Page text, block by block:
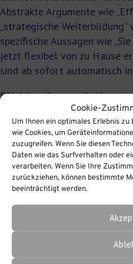
Cookie-
Um Ihnen ein optimales Erlebnis
wie Cookies, um
zuzugreifen. Wenn Sie diesen
Daten wie das Surfverhalten oder
verarbeiten. Wenn Sie Ihre
zurückziehen, können bestimmte
beeinträchtigt werden.
Abstrakte Argumente wie
„strategische Weiterbildung“
spezifische Aussagen wie
jetzt flexibel von zu Hause
sind ab sofort automatisch
Effektive
Implementierung umfassen:
Nutzenargumente aus
formulieren, nicht aus
Mehrere Kanäle nutzen:
Teammeeting und
Erfolgsgeschichten
Pilotnutzende positive
System selbst sichtbar